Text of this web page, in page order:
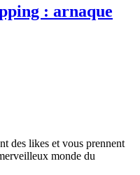
: arnaque
des likes et vous prennent
monde du